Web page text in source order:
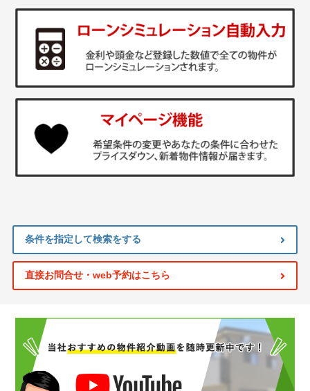
条件を指定して検索をする
直接お問合せ・web予約はこちら